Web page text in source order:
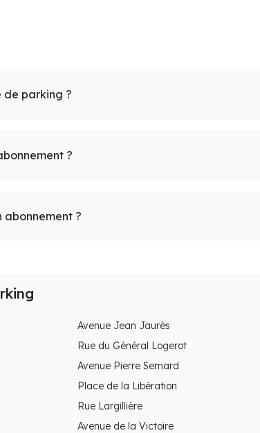
de parking ?
?
abonnement ?
Avenue Jean Jaurès
Rue du Général Logerot
Avenue Pierre Semard
Place de la Libération
Rue Largillière
Avenue de la Victoire